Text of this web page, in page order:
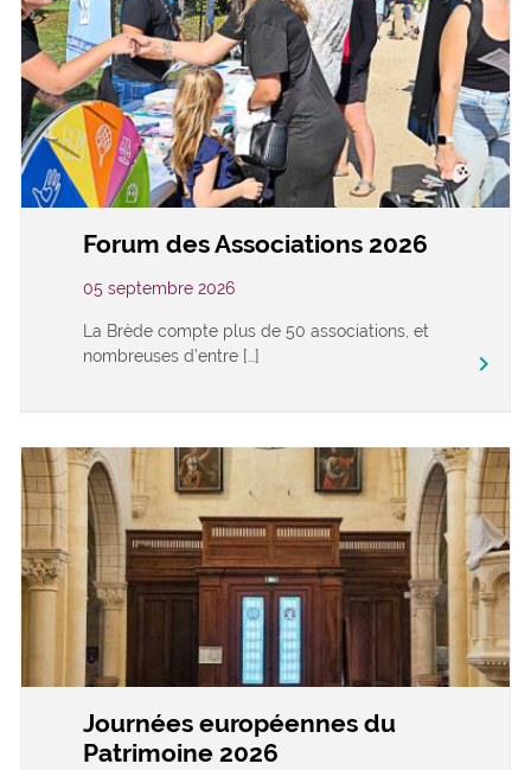
Forum des Associations 2026
05 septembre 2026
La Brède compte plus de 50 associations, et
nombreuses d’entre […]
keyboard_arrow_right
Journées européennes du
Patrimoine 2026